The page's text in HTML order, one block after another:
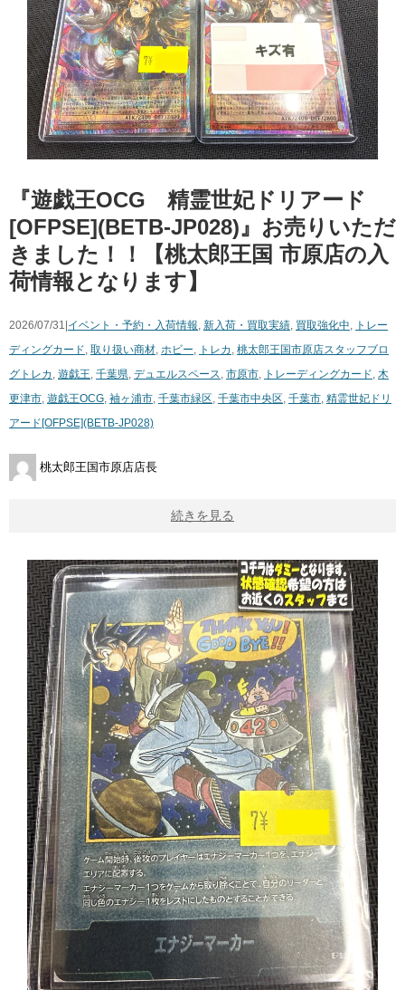
『遊戯王OCG 精霊世妃ドリアード
[OFPSE](BETB-JP028)』お売りいただ
きました！！【桃太郎王国 市原店の入
荷情報となります】
2026/07/31| イベント・予約・入荷情報, 新入荷・買取実績, 買取強化中, トレー
ディングカード, 取り扱い商材, ホビー, トレカ , 桃太郎王国市原店スタッフブロ
グ トレカ , 遊戯王, 千葉県, デュエルスペース, 市原市, トレーディングカード, 木
更津市, 遊戯王OCG, 袖ヶ浦市, 千葉市緑区, 千葉市中央区, 千葉市, 精霊世妃ドリ
アード[OFPSE](BETB-JP028)
桃太郎王国市原店店長
続きを見る